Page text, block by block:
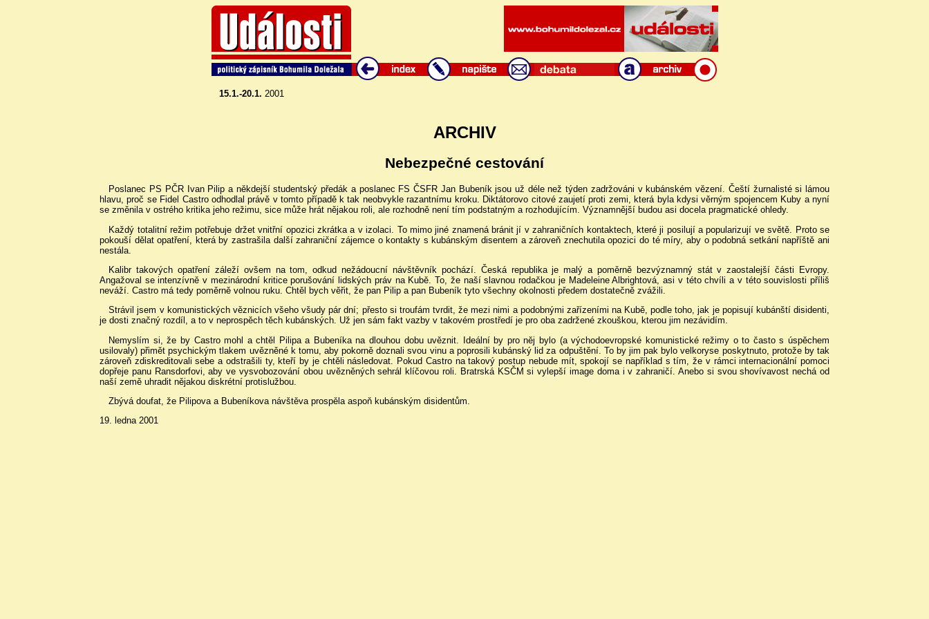
15.1.-20.1. 2001
ARCHIV
Nebezpečné cestování
Poslanec PS PČR Ivan Pilip a někdejší studentský předák a poslanec FS ČSFR Jan Bubeník jsou už déle než týden zadržováni v kubánském vězení. Čeští žurnalisté si lámou
hlavu, proč se Fidel Castro odhodlal právě v tomto případě k tak neobvykle razantnímu kroku. Diktátorovo citové zaujetí proti zemi, která byla kdysi věrným spojencem Kuby a nyní
se změnila v ostrého kritika jeho režimu, sice může hrát nějakou roli, ale rozhodně není tím podstatným a rozhodujícím. Významnější budou asi docela pragmatické ohledy.
Každý totalitní režim potřebuje držet vnitřní opozici zkrátka a v izolaci. To mimo jiné znamená bránit jí v zahraničních kontaktech, které ji posilují a popularizují ve světě. Proto se
pokouší dělat opatření, která by zastrašila další zahraniční zájemce o kontakty s kubánským disentem a zároveň znechutila opozici do té míry, aby o podobná setkání napříště ani
nestála.
Kalibr takových opatření záleží ovšem na tom, odkud nežádoucní návštěvník pochází. Česká republika je malý a poměrně bezvýznamný stát v zaostalejší části Evropy.
Angažoval se intenzívně v mezinárodní kritice porušování lidských práv na Kubě. To, že naší slavnou rodačkou je Madeleine Albrightová, asi v této chvíli a v této souvislosti příliš
neváží. Castro má tedy poměrně volnou ruku. Chtěl bych věřit, že pan Pilip a pan Bubeník tyto všechny okolnosti předem dostatečně zvážili.
Strávil jsem v komunistických věznicích všeho všudy pár dní; přesto si troufám tvrdit, že mezi nimi a podobnými zařízeními na Kubě, podle toho, jak je popisují kubánští disidenti,
je dosti značný rozdíl, a to v neprospěch těch kubánských. Už jen sám fakt vazby v takovém prostředí je pro oba zadržené zkouškou, kterou jim nezávidím.
Nemyslím si, že by Castro mohl a chtěl Pilipa a Bubeníka na dlouhou dobu uvěznit. Ideální by pro něj bylo (a východoevropské komunistické režimy o to často s úspěchem
usilovaly) přimět psychickým tlakem uvězněné k tomu, aby pokorně doznali svou vinu a poprosili kubánský lid za odpuštění. To by jim pak bylo velkoryse poskytnuto, protože by tak
zároveň zdiskreditovali sebe a odstrašili ty, kteří by je chtěli následovat. Pokud Castro na takový postup nebude mít, spokojí se například s tím, že v rámci internacionální pomoci
dopřeje panu Ransdorfovi, aby ve vysvobozování obou uvězněných sehrál klíčovou roli. Bratrská KSČM si vylepší image doma i v zahraničí. Anebo si svou shovívavost nechá od
naší země uhradit nějakou diskrétní protislužbou.
Zbývá doufat, že Pilipova a Bubeníkova návštěva prospěla aspoň kubánským disidentům.
19. ledna 2001